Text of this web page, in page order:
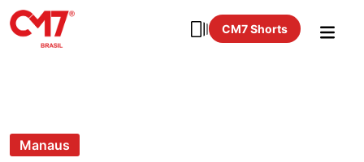
CM7 Shorts
Manaus